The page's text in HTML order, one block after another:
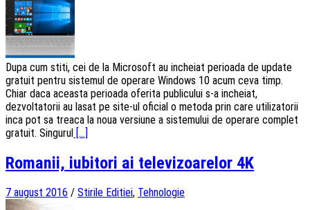
Dupa cum stiti, cei de la Microsoft au incheiat perioada de update
gratuit pentru sistemul de operare Windows 10 acum ceva timp.
Chiar daca aceasta perioada oferita publicului s-a incheiat,
dezvoltatorii au lasat pe site-ul oficial o metoda prin care utilizatorii
inca pot sa treaca la noua versiune a sistemului de operare complet
gratuit. Singurul [...]
Romanii, iubitori ai televizoarelor 4K
7 august 2016 / Stirile Editiei, Tehnologie